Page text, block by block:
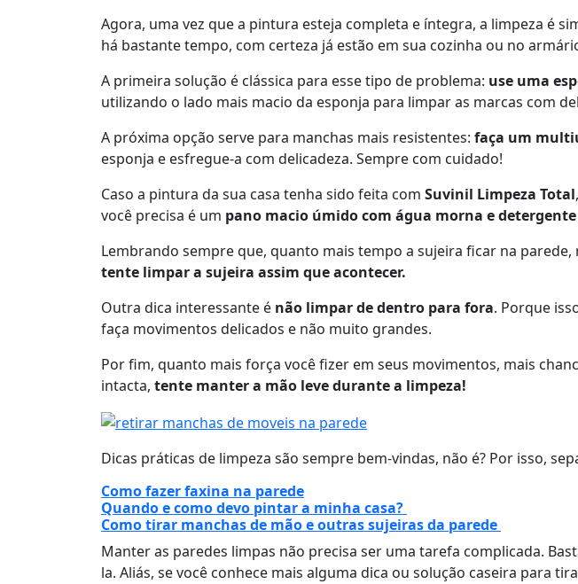
Agora, uma vez que a pintura esteja completa e íntegra, a limpeza é
há bastante tempo, com certeza já estão em sua cozinha ou no
A primeira solução é clássica para esse tipo de problema: use uma
utilizando o lado mais macio da esponja para limpar as marcas com
A próxima opção serve para manchas mais resistentes: faça um
esponja e esfregue-a com delicadeza. Sempre com cuidado!
Caso a pintura da sua casa tenha sido feita com Suvinil Limpeza Total
você precisa é um pano macio úmido com água morna e
Lembrando sempre que, quanto mais tempo a sujeira ficar na
tente limpar a sujeira assim que acontecer.
Outra dica interessante é não limpar de dentro para fora. Porque
faça movimentos delicados e não muito grandes.
Por fim, quanto mais força você fizer em seus movimentos, mais
intacta, tente manter a mão leve durante a limpeza!
Dicas práticas de limpeza são sempre bem-vindas, não é? Por isso,
Como fazer faxina na parede
Quando e como devo pintar a minha casa?
Como tirar manchas de mão e outras sujeiras da parede
Manter as paredes limpas não precisa ser uma tarefa complicada.
la. Aliás, se você conhece mais alguma dica ou solução caseira para